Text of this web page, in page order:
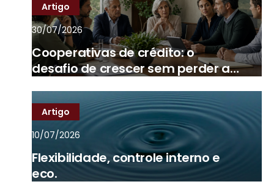
Artigo
30/07/2026
Cooperativas de crédito: o
desafio de crescer sem perder a
Artigo
10/07/2026
Flexibilidade, controle interno e
eco.